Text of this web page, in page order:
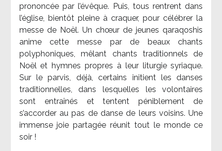
prononcée par l’évêque. Puis, tous rentrent dans
l’église, bientôt pleine à craquer, pour célébrer la
messe de Noël. Un chœur de jeunes qaraqoshis
anime cette messe par de beaux chants
polyphoniques, mêlant chants traditionnels de
Noël et hymnes propres à leur liturgie syriaque.
Sur le parvis, déjà, certains initient les danses
traditionnelles, dans lesquelles les volontaires
sont entraînés et tentent péniblement de
s’accorder au pas de danse de leurs voisins. Une
immense joie partagée réunit tout le monde ce
soir !